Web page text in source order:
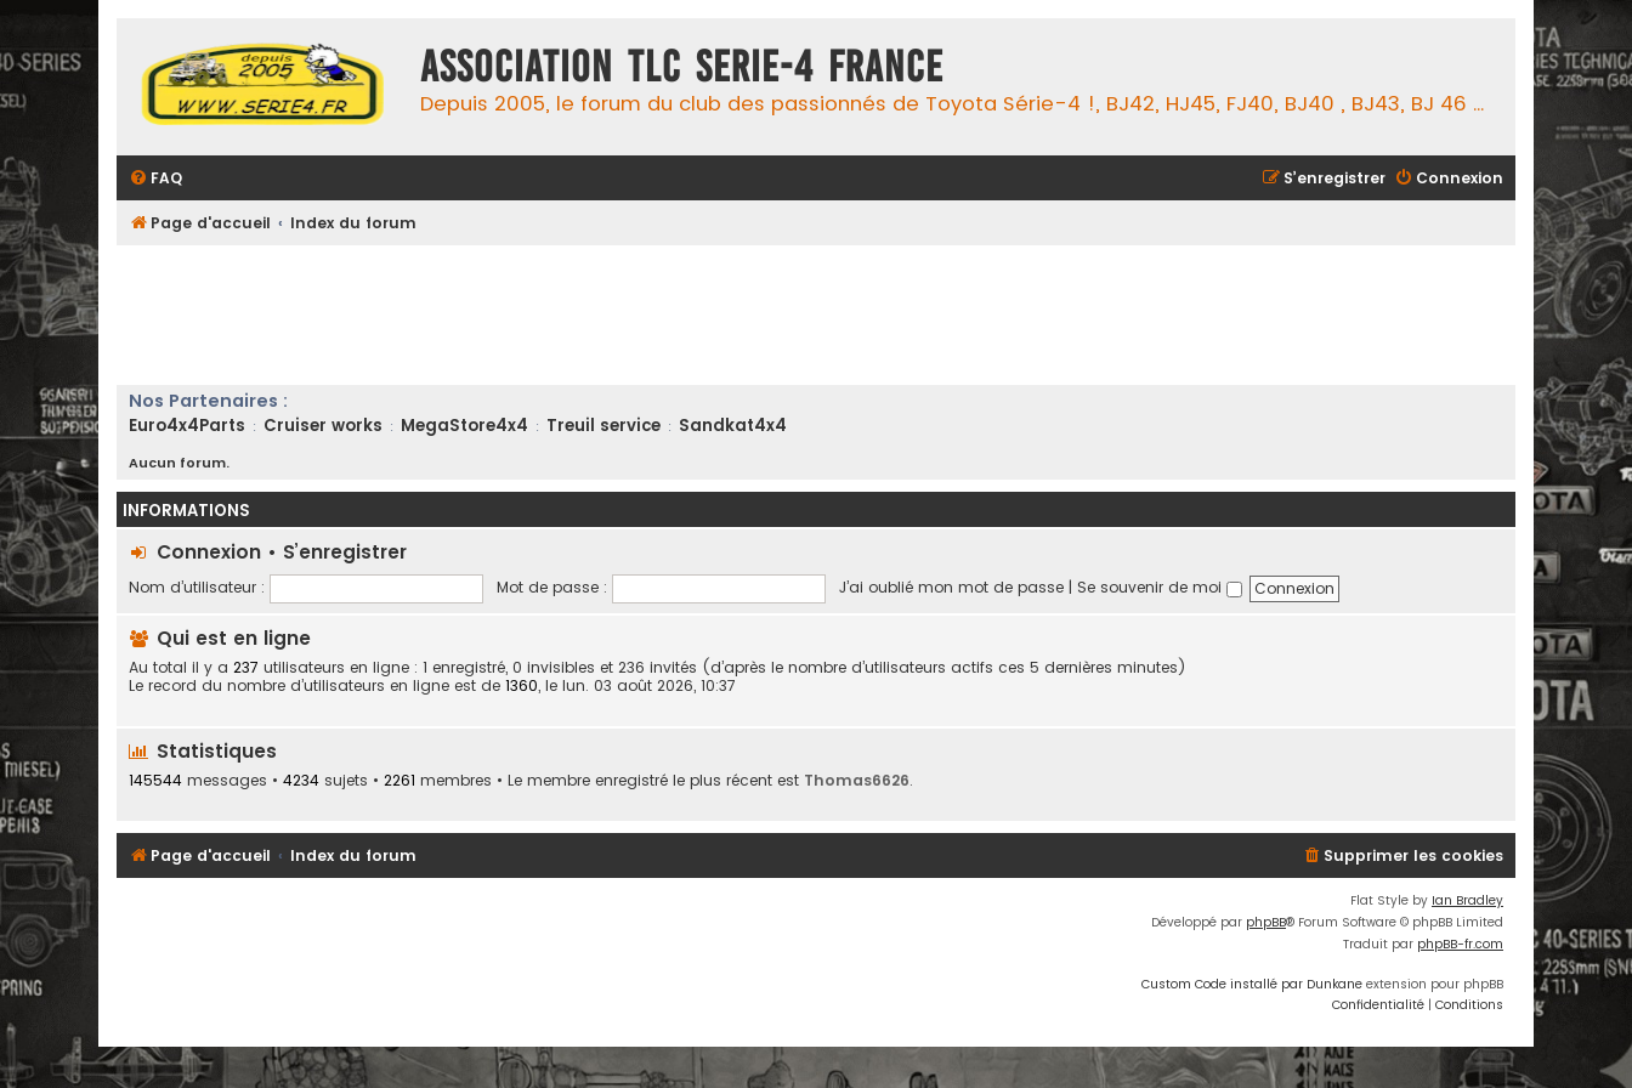
ASSOCIATION TLC SERIE-4 FRANCE
Depuis 2005, le forum du club des passionnés de Toyota Série-4 !, BJ42, HJ45, FJ40, BJ40 , BJ43, BJ 46 ...
FAQ Connexion
S’enregistrer
Page d'accueil Index du forum
Nos Partenaires :
Euro4x4Parts : Cruiser works : MegaStore4x4 : Treuil service : Sandkat4x4
Aucun forum.
INFORMATIONS
Connexion • S’enregistrer
Nom d’utilisateur : Mot de passe : J’ai oublié mon mot de passe | Se souvenir de moi
Qui est en ligne
Au total il y a 237 utilisateurs en ligne : 1 enregistré, 0 invisibles et 236 invités (d’après le nombre d’utilisateurs actifs ces 5 dernières minutes)
Le record du nombre d’utilisateurs en ligne est de 1360, le lun. 03 août 2026, 10:37
Statistiques
145544 messages • 4234 sujets • 2261 membres • Le membre enregistré le plus récent est Thomas6626.
Page d'accueil Index du forum Supprimer les cookies
Flat Style by Ian Bradley
Développé par phpBB® Forum Software © phpBB Limited
Traduit par phpBB-fr.com
Custom Code installé par Dunkane extension pour phpBB
Confidentialité | Conditions